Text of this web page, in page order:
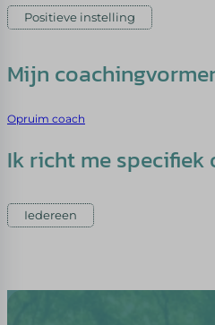
Positieve instelling
Mijn
Opruim coach
Ik richt me specifiek
Iedereen